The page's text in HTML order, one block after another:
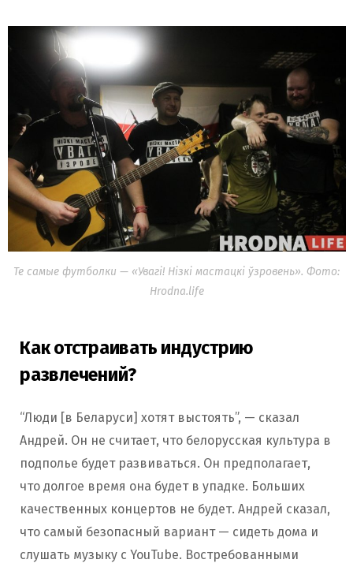
Те самые футболки — «Увагі! Нізкі мастацкі ўзровень». Фото:
Hrodna.life
Как отстраивать индустрию
развлечений?
“Люди [в Беларуси] хотят выстоять”, — сказал
Андрей. Он не считает, что белорусская культура в
подполье будет развиваться. Он предполагает,
что долгое время она будет в упадке. Больших
качественных концертов не будет. Андрей сказал,
что самый безопасный вариант — сидеть дома и
слушать музыку с YouTube. Востребованными